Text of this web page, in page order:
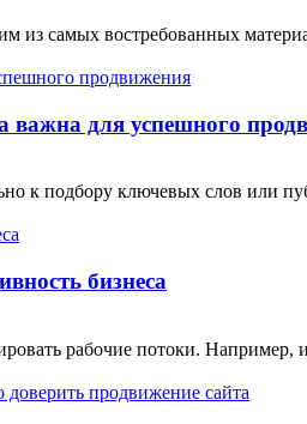
самых востребованных
важна для успешного
к подбору ключевых слов или
бизнеса
рабочие потоки. Например,